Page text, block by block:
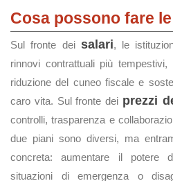
Cosa possono fare
Sul fronte dei salari, le
rinnovi contrattuali più
riduzione del cuneo fiscale e
caro vita. Sul fronte dei prezzi
controlli, trasparenza e
due piani sono diversi, ma
concreta: aumentare il potere
situazioni di emergenza o